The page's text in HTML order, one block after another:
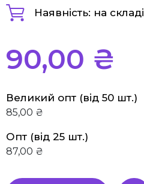
Наявність: на складі
90,00 ₴
Великий опт (від 50 шт.)
85,00 ₴
Опт (від 25 шт.)
87,00 ₴
Для дітей